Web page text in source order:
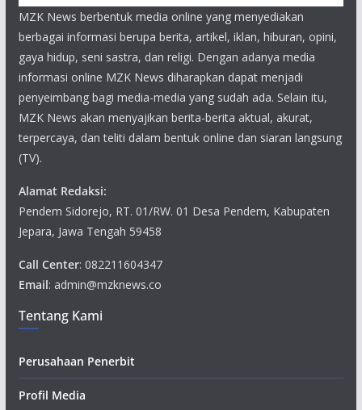
MZK News berbentuk media online yang menyediakan
berbagai informasi berupa berita, artikel, iklan, hiburan, opini,
gaya hidup, seni sastra, dan religi. Dengan adanya media
informasi online MZK News diharapkan dapat menjadi
penyeimbang bagi media-media yang sudah ada. Selain itu,
MZK News akan menyajikan berita-berita aktual, akurat,
terpercaya, dan teliti dalam bentuk online dan siaran langsung
(TV).
Alamat Redaksi:
Pendem Sidorejo, RT. 01/RW. 01 Desa Pendem, Kabupaten
Jepara, Jawa Tengah 59458
Call Center: 082211604347
Email: admin@mzknews.co
Tentang Kami
Perusahaan Penerbit
Profil Media